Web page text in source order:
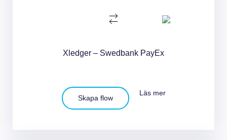
Xledger – Swedbank PayEx
Skapa flow
Läs mer